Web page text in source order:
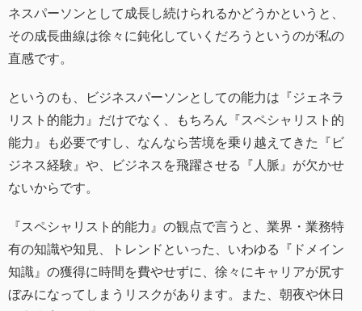
ネスパーソンとして成長し続けられるかどうかというと、
その成長曲線は徐々に鈍化していくだろうというのが私の
直感です。
というのも、ビジネスパーソンとしての能力は『ジェネラ
リスト的能力』だけでなく、もちろん『スペシャリスト的
能力』も必要ですし、なんなら苦境を乗り越えてきた『ビ
ジネス経験』や、ビジネスを飛躍させる『人脈』が欠かせ
ないからです。
『スペシャリスト的能力』の観点で言うと、業界・業務特
有の知識や知見、トレンドといった、いわゆる『ドメイン
知識』の獲得に時間を費やせずに、徐々にキャリアが尻す
ぼみになってしまうリスクがあります。また、朝夜や休日